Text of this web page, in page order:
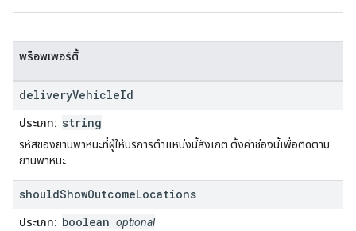
พร็อพเพอร์ตี้
deliveryVehicleId
ประเภท: string
รหัสของยานพาหนะที่ผู้ให้บริการตำแหน่งนี้สังเกต ตั้งค่าช่องนี้เพื่อติดตาม
ยานพาหนะ
shouldShowOutcomeLocations
ประเภท: boolean optional